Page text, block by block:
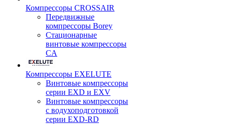
Компрессоры CROSSAIR
Передвижные
компрессоры Borey
Стационарные
винтовые компрессоры
CA
Компрессоры EXELUTE
Винтовые компрессоры
серии EXD и EXV
Винтовые компрессоры
с водухоподготовкой
серии EXD-RD